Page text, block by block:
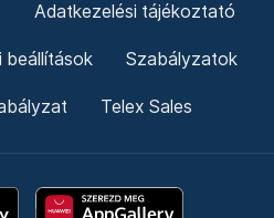
Adatkezelési tájékoztató
beállítások Szabályzatok
Telex Sales